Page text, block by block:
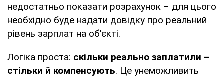
недостатньо показати розрахунок – для цього
необхідно буде надати довідку про реальний
рівень зарплат на об'єкті.
Логіка проста: скільки реально заплатили –
стільки й компенсують. Це унеможливить